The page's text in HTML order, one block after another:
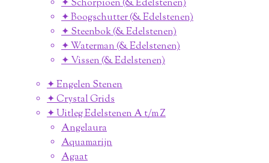
✦ Schorpioen (& Edelstenen)
✦ Boogschutter (& Edelstenen)
✦ Steenbok (& Edelstenen)
✦ Waterman (& Edelstenen)
✦ Vissen (& Edelstenen)
✦ Engelen Stenen
✦ Crystal Grids
✦ Uitleg Edelstenen A t/m Z
Angelaura
Aquamarijn
Agaat